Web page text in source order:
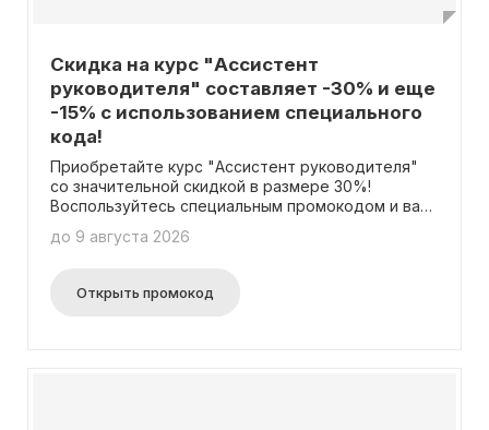
Скидка на курс "Ассистент
руководителя" составляет -30% и еще
-15% с использованием специального
кода!
Приобретайте курс "Ассистент руководителя"
со значительной скидкой в размере 30%!
Воспользуйтесь специальным промокодом и вам
размере 15%!
до 9 августа 2026
Открыть промокод